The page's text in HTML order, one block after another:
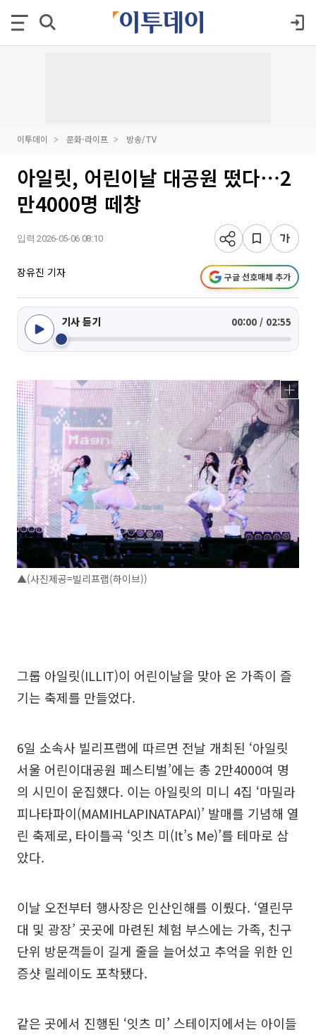
이투데이 문화·라이프 방송/TV
아일릿, 어린이날 대공원 떴다⋯2
만4000명 떼창
입력 2026-05-06 08:10
장유진 기자 구글 선호매체 추가
기사 듣기 00:00 / 02:55
▲(사진제공=빌리프랩(하이브))
그룹 아일릿(ILLIT)이 어린이날을 맞아 온 가족이 즐
기는 축제를 만들었다.
6일 소속사 빌리프랩에 따르면 전날 개최된 ‘아일릿
서울 어린이대공원 페스티벌’에는 총 2만4000여 명
의 시민이 운집했다. 이는 아일릿의 미니 4집 ‘마밀라
피나타파이(MAMIHLAPINATAPAI)’ 발매를 기념해 열
린 축제로, 타이틀곡 ‘잇츠 미(It’s Me)’를 테마로 삼
았다.
이날 오전부터 행사장은 인산인해를 이뤘다. ‘열린무
대 및 광장’ 곳곳에 마련된 체험 부스에는 가족, 친구
단위 방문객들이 길게 줄을 늘어섰고 추억을 위한 인
증샷 릴레이도 포착됐다.
같은 곳에서 진행된 ‘잇츠 미’ 스테이지에서는 아이들